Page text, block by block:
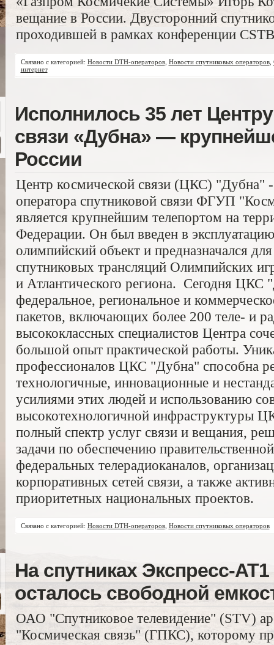
вещание в России. Двусторонний
проходившей в рамках конференции
Связано с категорией: Новости DTH-операторов, Новости спутниковых операторов,
интернет
Исполнилось 35 лет
связи «Дубна» —
России
Центр космической связи (ЦКС) "Дубна" -
оператора спутниковой связи ФГУП
является крупнейшим телепортом на
Федерации. Он был введен в
олимпийский объект и предназначался
спутниковых трансляций Олимпийских
и Атлантического региона. Сегодня ЦКС
федеральное, региональное и
пакетов, включающих более 200 теле- и
высококлассных специалистов Центра
большой опыт практической работы.
профессионалов ЦКС "Дубна" способна
технологичные, инновационные и
усилиями этих людей и использованию
высокотехнологичной инфраструктуры
полный спектр услуг связи и вещания,
задачи по обеспечению
федеральных телерадиоканалов,
корпоративных сетей связи, а также
приоритетных национальных проектов.
Связано с категорией: Новости DTH-операторов, Новости спутниковых операторов
На спутниках Экспресс-
осталось свободной
ОАО "Спутниковое телевидение" (STV)
"Космическая связь" (ГПКС), которому